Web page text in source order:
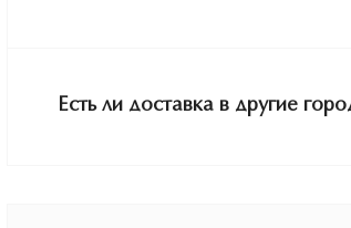
Есть ли доставка в другие